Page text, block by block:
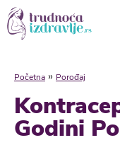
Početna » Porođaj
Godini